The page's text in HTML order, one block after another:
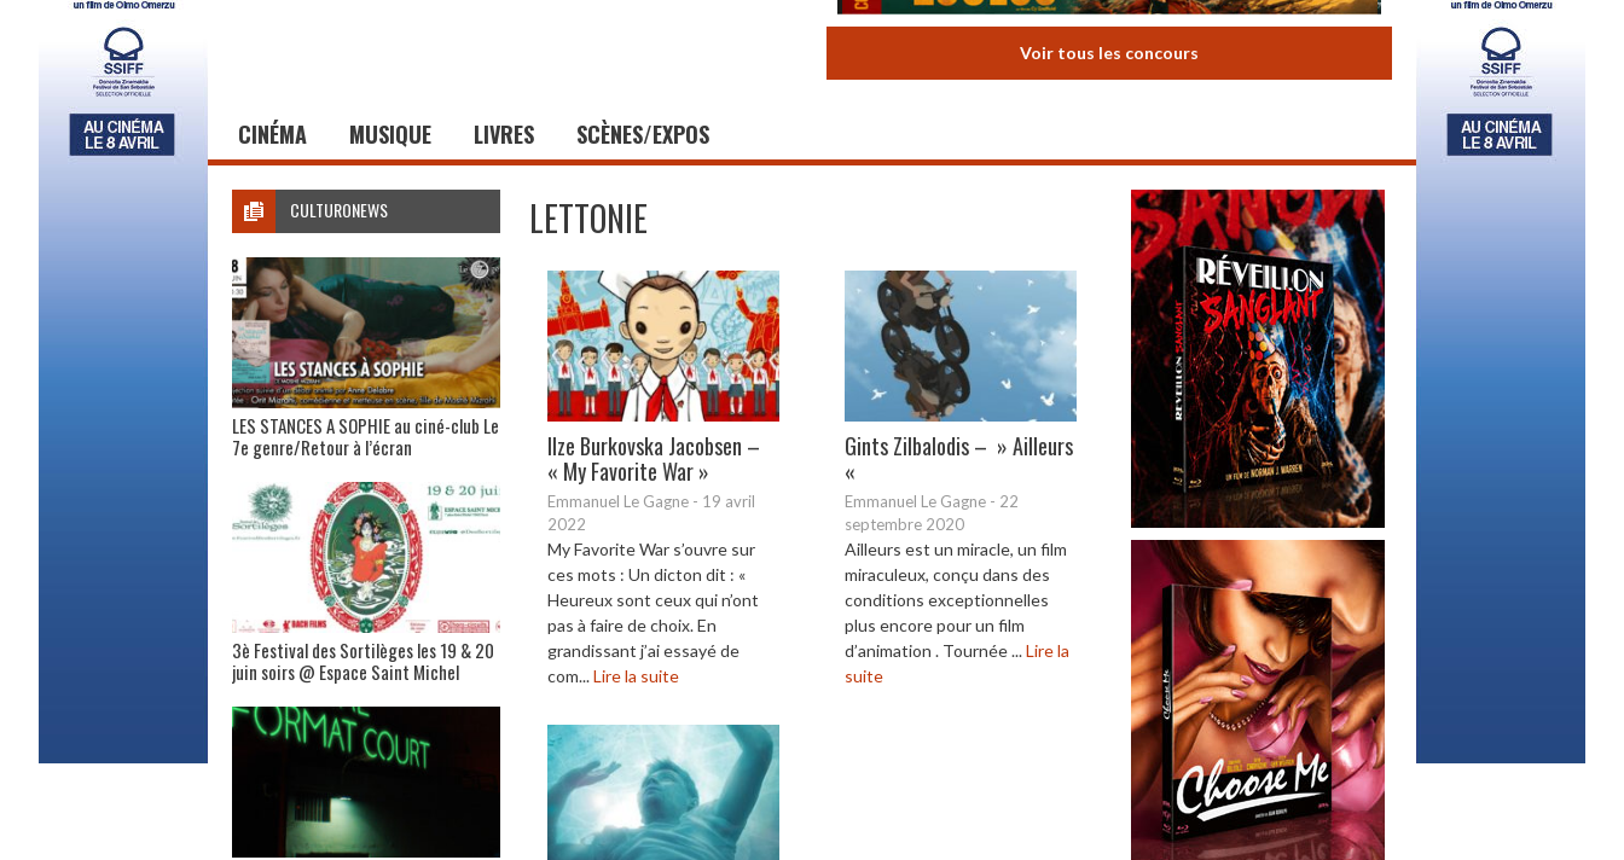
Voir tous les concours
CINÉMA MUSIQUE LIVRES SCÈNES/EXPOS
LETTONIE
Ilze Burkovska Jacobsen –
« My Favorite War »
Emmanuel Le Gagne - 19 avril
2022
My Favorite War s’ouvre sur
ces mots : Un dicton dit : «
Heureux sont ceux qui n’ont
pas à faire de choix. En
grandissant j’ai essayé de
com...Lire la suite
Gints Zilbalodis – » Ailleurs
«
Emmanuel Le Gagne - 22
septembre 2020
Ailleurs est un miracle, un film
miraculeux, conçu dans des
conditions exceptionnelles
plus encore pour un film
d’animation . Tournée ...Lire la
suite
CULTURONEWS
LES STANCES A SOPHIE au ciné-club Le
7e genre/Retour à l’écran
3è Festival des Sortilèges les 19 & 20
juin soirs @ Espace Saint Michel